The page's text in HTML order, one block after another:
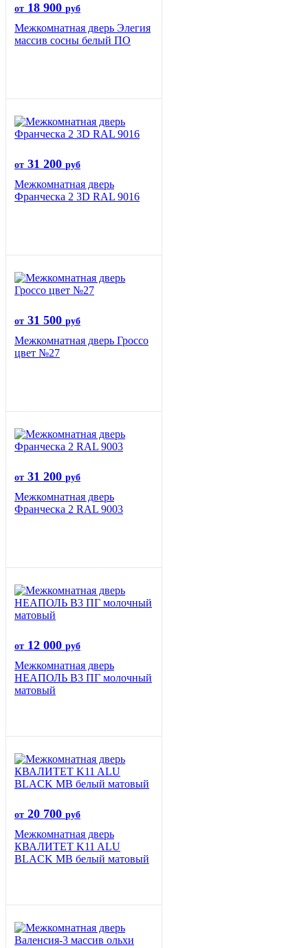
от 18 900 руб
Межкомнатная дверь Элегия
массив сосны белый ПО
от 31 200 руб
Межкомнатная дверь
Франческа 2 3D RAL 9016
от 31 500 руб
Межкомнатная дверь Гроссо
цвет №27
от 31 200 руб
Межкомнатная дверь
Франческа 2 RAL 9003
от 12 000 руб
Межкомнатная дверь
НЕАПОЛЬ В3 ПГ молочный
матовый
от 20 700 руб
Межкомнатная дверь
КВАЛИТЕТ K11 ALU
BLACK MB белый матовый